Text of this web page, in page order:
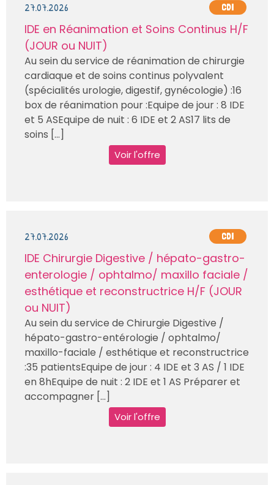
27.07.2026 CDI
IDE en Réanimation et Soins Continus H/F
(JOUR ou NUIT)
Au sein du service de réanimation de chirurgie
cardiaque et de soins continus polyvalent
(spécialités urologie, digestif, gynécologie) :16
box de réanimation pour :Equipe de jour : 8 IDE
et 5 ASEquipe de nuit : 6 IDE et 2 AS17 lits de
soins [...]
Voir l'offre
27.07.2026 CDI
IDE Chirurgie Digestive / hépato-gastro-
enterologie / ophtalmo/ maxillo faciale /
esthétique et reconstructrice H/F (JOUR
ou NUIT)
Au sein du service de Chirurgie Digestive /
hépato-gastro-entérologie / ophtalmo/
maxillo-faciale / esthétique et reconstructrice
:35 patientsEquipe de jour : 4 IDE et 3 AS / 1 IDE
en 8hEquipe de nuit : 2 IDE et 1 AS Préparer et
accompagner [...]
Voir l'offre